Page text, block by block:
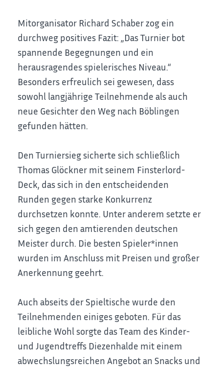
Mitorganisator Richard Schaber zog ein
durchweg positives Fazit: „Das Turnier bot
spannende Begegnungen und ein
herausragendes spielerisches Niveau.“
Besonders erfreulich sei gewesen, dass
sowohl langjährige Teilnehmende als auch
neue Gesichter den Weg nach Böblingen
gefunden hätten.
Den Turniersieg sicherte sich schließlich
Thomas Glöckner mit seinem Finsterlord-
Deck, das sich in den entscheidenden
Runden gegen starke Konkurrenz
durchsetzen konnte. Unter anderem setzte er
sich gegen den amtierenden deutschen
Meister durch. Die besten Spieler*innen
wurden im Anschluss mit Preisen und großer
Anerkennung geehrt.
Auch abseits der Spieltische wurde den
Teilnehmenden einiges geboten. Für das
leibliche Wohl sorgte das Team des Kinder-
und Jugendtreffs Diezenhalde mit einem
abwechslungsreichen Angebot an Snacks und